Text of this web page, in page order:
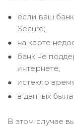
если ваш
Secure;
на карте
банк не
интернете;
истекло
в данных
В этом случае